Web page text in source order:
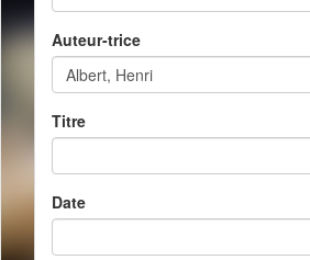
Auteur-trice
Titre
Date